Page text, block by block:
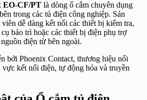
EO-CF/PT là dòng ổ cắm chuyên dụng
trong các tủ điện công nghiệp. Sản
dễ dàng kết nối các thiết bị kiểm tra,
bảo trì hoặc các thiết bị điện phụ trợ
điện từ bên ngoài.
bởi Phoenix Contact, thương hiệu nổi
kết nối điện, tự động hóa và truyền